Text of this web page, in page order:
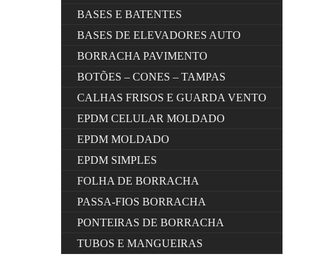
BASES E BATENTES
BASES DE ELEVADORES AUTO
BORRACHA PAVIMENTO
BOTÕES – CONES – TAMPAS
CALHAS FRISOS E GUARDA VENTO
EPDM CELULAR MOLDADO
EPDM MOLDADO
EPDM SIMPLES
FOLHA DE BORRACHA
PASSA-FIOS BORRACHA
PONTEIRAS DE BORRACHA
TUBOS E MANGUEIRAS